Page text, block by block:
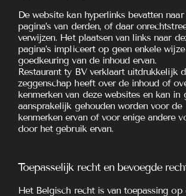
De website kan hyperlinks bevatten
pagina’s van derden, of daar
verwijzen. Het plaatsen van links naar
pagina’s impliceert op geen enkele
goedkeuring van de inhoud ervan.
Restaurant ty BV verklaart uitdrukkelijk
zeggenschap heeft over de inhoud of
kenmerken van deze websites en kan in
aansprakelijk gehouden worden voor
kenmerken ervan of voor enige andere
door het gebruik ervan.
Toepasselijk recht en bevoegde
Het Belgisch recht is van toepassing op